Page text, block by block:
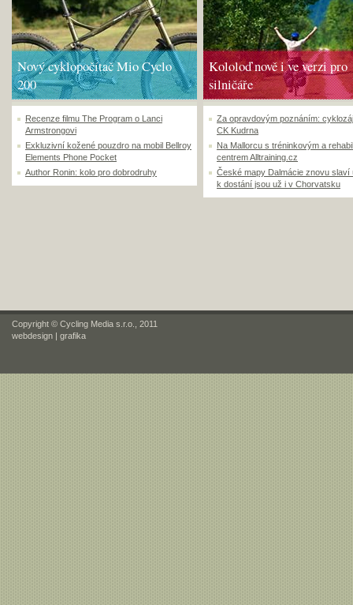
Nový cyklopočítač Mio Cyclo
200
Recenze filmu The Program o Lanci
Armstrongovi
Exkluzivní kožené pouzdro na mobil Bellroy
Elements Phone Pocket
Author Ronin: kolo pro dobrodruhy
Kololoď nově i ve verzi pro
silničáře
Za opravdovým poznáním:
CK Kudrna
Na Mallorcu s tréninkovým a
centrem Alltraining.cz
České mapy Dalmácie znovu slaví
k dostání jsou už i v Chorvatsku
Copyright © Cycling Media s.r.o., 2011
webdesign | grafika